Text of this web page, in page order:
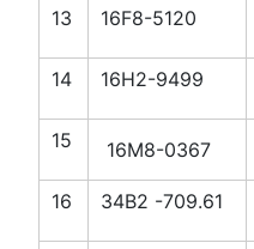
13 16F8-5120
14 16H2-9499
15 16M8-0367
16 34B2 -709.61